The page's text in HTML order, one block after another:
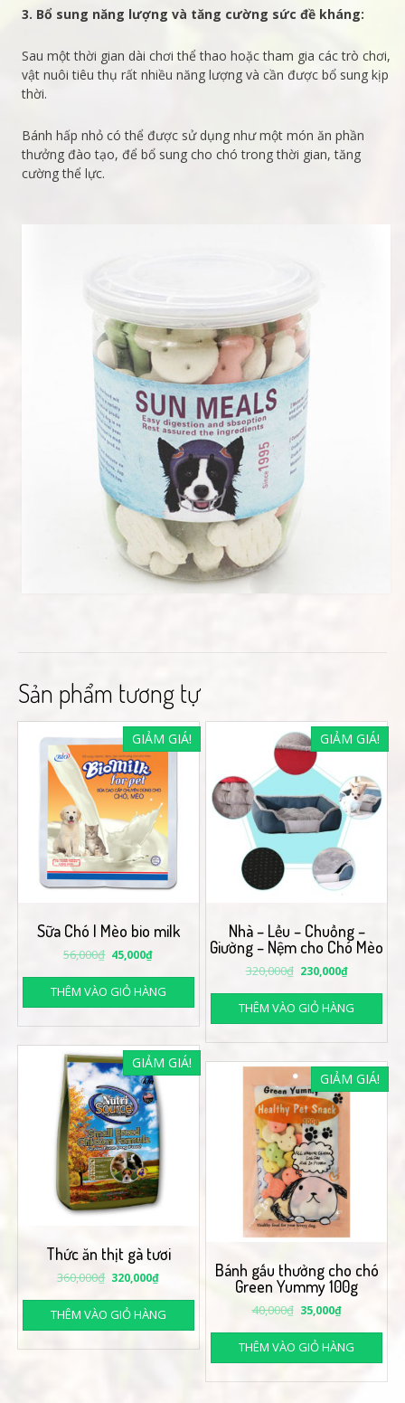
3. Bổ sung năng lượng và tăng cường sức đề kháng:
Sau một thời gian dài chơi thể thao hoặc tham gia các trò chơi,
vật nuôi tiêu thụ rất nhiều năng lượng và cần được bổ sung kịp
thời.
Bánh hấp nhỏ có thể được sử dụng như một món ăn phần
thưởng đào tạo, để bổ sung cho chó trong thời gian, tăng
cường thể lực.
Sản phẩm tương tự
GIẢM GIÁ!
Sữa Chó | Mèo bio milk
56,000₫ 45,000₫
THÊM VÀO GIỎ HÀNG
GIẢM GIÁ!
Nhà – Lều – Chuồng –
Giường – Nệm cho Chó Mèo
320,000₫ 230,000₫
THÊM VÀO GIỎ HÀNG
GIẢM GIÁ!
Thức ăn thịt gà tươi
360,000₫ 320,000₫
THÊM VÀO GIỎ HÀNG
GIẢM GIÁ!
Bánh gấu thưởng cho chó
Green Yummy 100g
40,000₫ 35,000₫
THÊM VÀO GIỎ HÀNG